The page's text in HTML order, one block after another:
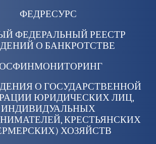
ФЕДРЕСУРС
ФЕДЕРАЛЬНЫЙ РЕЕСТР
О БАНКРОТСТВЕ
О ГОСУДАРСТВЕННОЙ
ЮРИДИЧЕСКИХ ЛИЦ,
ИНДИВИДУАЛЬНЫХ
КРЕСТЬЯНСКИХ
ХОЗЯЙСТВ